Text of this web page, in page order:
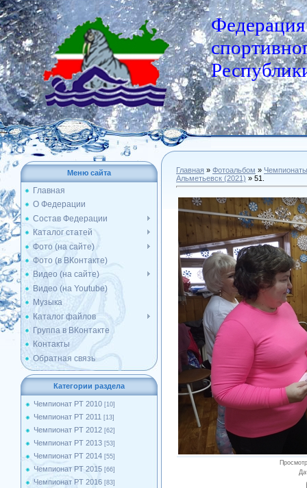
Федерация
Меню сайта
Главная
О Федерации
Состав Федерации
Каталог статей
Фото (на сайте)
Фото (в ВКонтакте)
Видео (на сайте)
Видео (на Youtube)
Музыка
Каталог файлов
Группа в ВКонтакте
Контакты
Обратная связь
Категории раздела
Чемпионат РТ 2010 [10]
Чемпионат РТ 2011 [13]
Чемпионат РТ 2012 [62]
Чемпионат РТ 2013 [53]
Чемпионат РТ 2014 [55]
Чемпионат РТ 2015 [66]
Чемпионат РТ 2016 [83]
Главная » Фотоальбом » Чемпионаты
Альметьевск (2021) » 51.